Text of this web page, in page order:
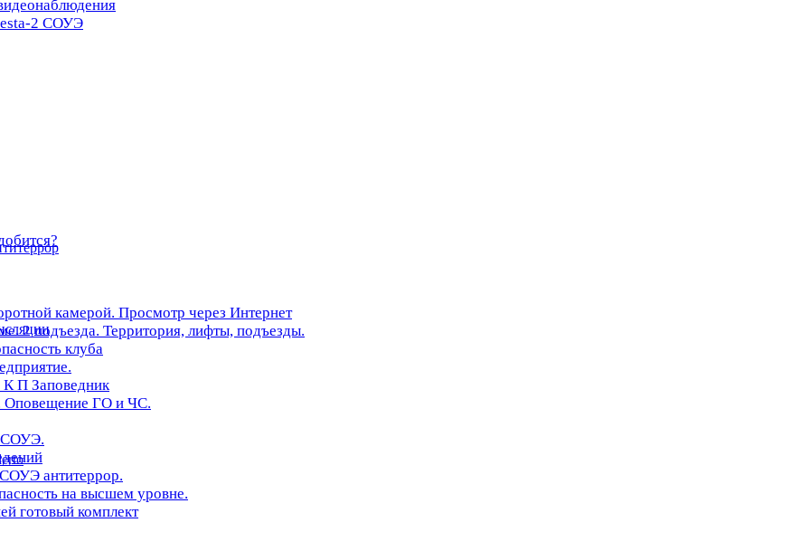
2 СОУЭ
камерой. Просмотр через Интернет
2 подъезда. Территория, лифты, подъезды.
клуба
П Заповедник
Оповещение ГО и ЧС.
СОУЭ.
антитеррор.
на высшем уровне.
готовый комплект